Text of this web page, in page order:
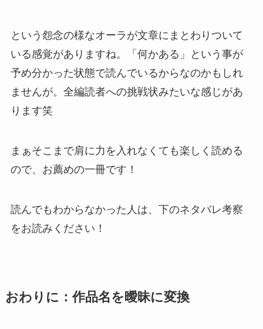
という怨念の様なオーラが文章にまとわりついて
いる感覚がありますね。「何かある」という事が
予め分かった状態で読んでいるからなのかもしれ
ませんが。全編読者への挑戦状みたいな感じがあ
ります笑
まぁそこまで肩に力を入れなくても楽しく読める
ので、お薦めの一冊です！
読んでもわからなかった人は、下のネタバレ考察
をお読みください！
おわりに：作品名を曖昧に変換